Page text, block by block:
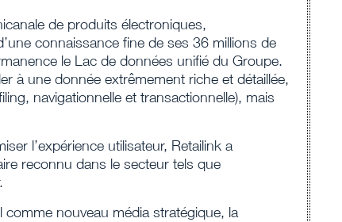
de produits électroniques,
connaissance fine de ses 36 millions de
le Lac de données unifié du Groupe.
à une donnée extrêmement riche et détaillée,
navigationnelle et transactionnelle), mais
l’expérience utilisateur, Retailink a
reconnu dans le secteur tels que
nouveau média stratégique, la